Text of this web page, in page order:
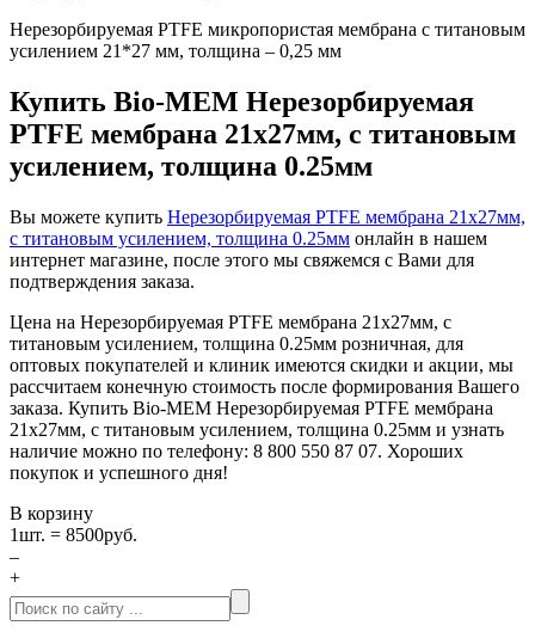
Нерезорбируемая PTFE микропористая мембрана с титановым
усилением 21*27 мм, толщина – 0,25 мм
Купить Bio-MEM Нерезорбируемая
PTFE мембрана 21x27мм, с титановым
усилением, толщина 0.25мм
Вы можете купить Нерезорбируемая PTFE мембрана 21x27мм,
с титановым усилением, толщина 0.25мм онлайн в нашем
интернет магазине, после этого мы свяжемся с Вами для
подтверждения заказа.
Цена на Нерезорбируемая PTFE мембрана 21x27мм, с
титановым усилением, толщина 0.25мм розничная, для
оптовых покупателей и клиник имеются скидки и акции, мы
рассчитаем конечную стоимость после формирования Вашего
заказа. Купить Bio-MEM Нерезорбируемая PTFE мембрана
21x27мм, с титановым усилением, толщина 0.25мм и узнать
наличие можно по телефону: 8 800 550 87 07. Хороших
покупок и успешного дня!
В корзину
1шт. = 8500руб.
–
+